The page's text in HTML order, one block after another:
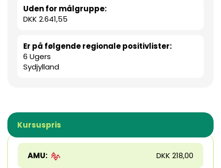
Uden for målgruppe:
DKK 2.641,55
Er på følgende regionale positivlister:
6 Ugers
Sydjylland
Kursuspris
AMU: DKK 218,00